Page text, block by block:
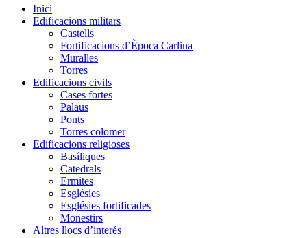
Inici
Edificacions militars
Castells
Fortificacions d’Època Carlina
Muralles
Torres
Edificacions civils
Cases fortes
Palaus
Ponts
Torres colomer
Edificacions religioses
Basíliques
Catedrals
Ermites
Esglésies
Esglésies fortificades
Monestirs
Altres llocs d’interés